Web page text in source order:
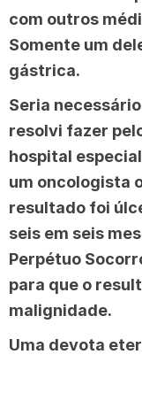
com outros
Somente um
gástrica.
Seria
resolvi fazer
hospital
um oncologista
resultado foi
seis em seis
Perpétuo
para que o
malignidade.
Uma devota